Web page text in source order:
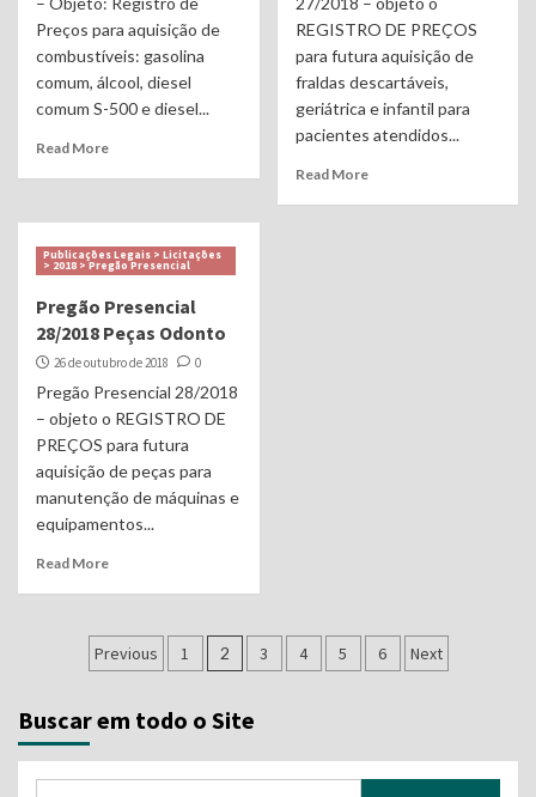
Preços para aquisição de
combustíveis: gasolina
comum, álcool, diesel
comum S-500 e diesel...
Read More
REGISTRO DE PREÇOS
para futura aquisição de
fraldas descartáveis,
geriátrica e infantil para
pacientes atendidos...
Read More
Publicações Legais > Licitações
> 2018 > Pregão Presencial
Pregão Presencial
28/2018 Peças Odonto
26 de outubro de 2018 0
Pregão Presencial 28/2018
– objeto o REGISTRO DE
PREÇOS para futura
aquisição de peças para
manutenção de máquinas e
equipamentos...
Read More
Navegação
posts
Previous 1 2 3 4 5 6 Next
Buscar em todo o Site